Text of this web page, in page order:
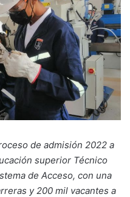
de admisión 2022 a
superior Técnico
de Acceso, con una
y 200 mil vacantes a